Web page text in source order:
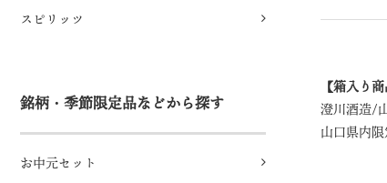
スピリッツ
銘柄・季節限定品などから探す
お中元セット
【箱入り
澄川酒造/
山口県内